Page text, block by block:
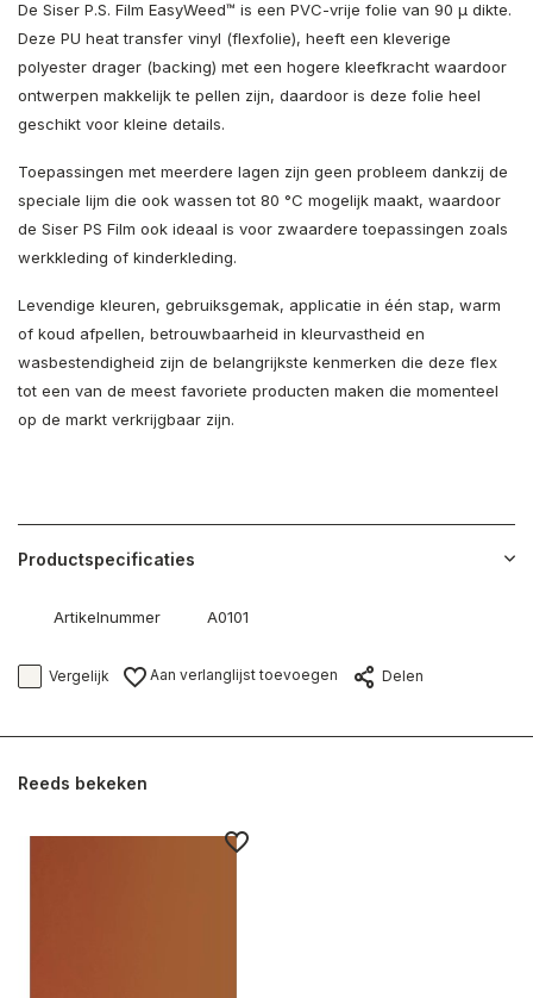
De Siser P.S. Film EasyWeed™ is een PVC-vrije folie van 90 µ dikte.
Deze PU heat transfer vinyl (flexfolie), heeft een kleverige
polyester drager (backing) met een hogere kleefkracht waardoor
ontwerpen makkelijk te pellen zijn, daardoor is deze folie heel
geschikt voor kleine details.
Toepassingen met meerdere lagen zijn geen probleem dankzij de
speciale lijm die ook wassen tot 80 °C mogelijk maakt, waardoor
de Siser PS Film ook ideaal is voor zwaardere toepassingen zoals
werkkleding of kinderkleding.
Levendige kleuren, gebruiksgemak, applicatie in één stap, warm
of koud afpellen, betrouwbaarheid in kleurvastheid en
wasbestendigheid zijn de belangrijkste kenmerken die deze flex
tot een van de meest favoriete producten maken die momenteel
op de markt verkrijgbaar zijn.
Productspecificaties
Artikelnummer A0101
Vergelijk Aan verlanglijst toevoegen Delen
Reeds bekeken